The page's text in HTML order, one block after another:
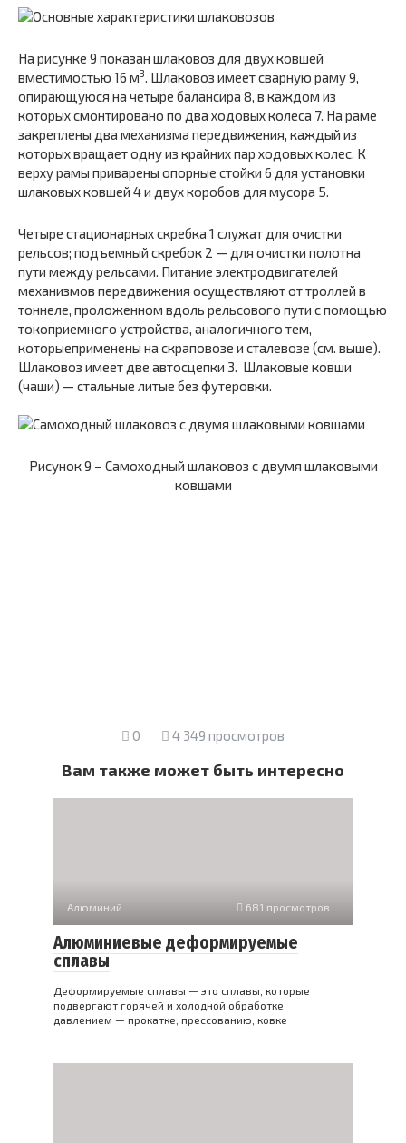
На рисунке 9 показан шлаковоз для двух ковшей
вместимостью 16 м3. Шлаковоз имеет сварную раму9,
опирающуюся на четыре балансира 8, в каждом из
которых смонтировано по два ходовых колеса 7. На раме
закреплены два механизма передвижения, каждый из
которых вращает одну из крайних пар ходовых колес. К
верху рамы приварены опорные стойки 6 для установки
шлаковых ковшей 4и двух коробов для мусора 5.
Четыре стационарных скребка 1 служат для очистки
рельсов; подъемный скребок 2 — для очистки полотна
пути между рельсами. Питание электродвигателей
механизмов передвижения осуществляют от троллей в
тоннеле, проложенном вдоль рельсового пути с помощью
токоприемного устройства, аналогичного тем,
которыеприменены на скраповозе и сталевозе (см. выше).
Шлаковоз имеет две автосцепки 3. Шлаковые ковши
(чаши) — стальные литые без футеровки.
Рисунок 9 – Самоходный шлаковоз с двумя шлаковыми
ковшами
0 4 349 просмотров
Вам также может быть интересно
Алюминий 681 просмотров
Алюминиевые деформируемые
сплавы
Деформируемые сплавы — это сплавы, которые
подвергают горячей и холодной обработке
давлением — прокатке, прессованию, ковке